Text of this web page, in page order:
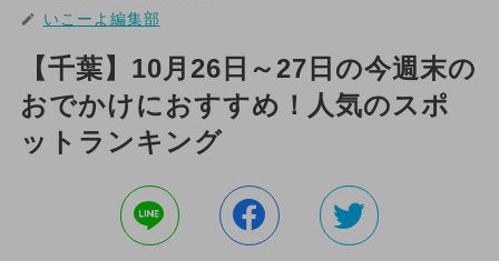
いこーよ編集部
【千葉】10月26日～27日の今週末の
おでかけにおすすめ！人気のスポ
ットランキング